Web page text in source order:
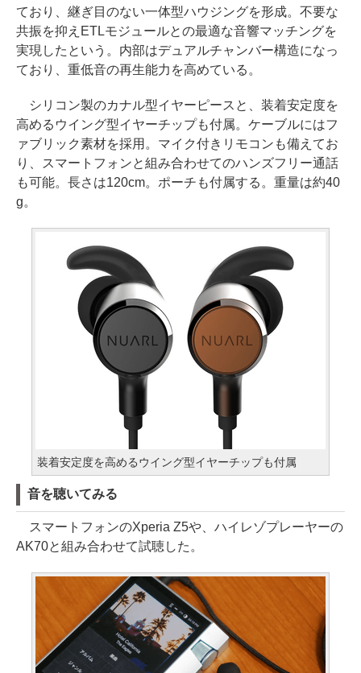
ており、継ぎ目のない一体型ハウジングを形成。不要な
共振を抑えETLモジュールとの最適な音響マッチングを
実現したという。内部はデュアルチャンバー構造になっ
ており、重低音の再生能力を高めている。
シリコン製のカナル型イヤーピースと、装着安定度を
高めるウイング型イヤーチップも付属。ケーブルにはフ
ァブリック素材を採用。マイク付きリモコンも備えてお
り、スマートフォンと組み合わせてのハンズフリー通話
も可能。長さは120cm。ポーチも付属する。重量は約40
g。
装着安定度を高めるウイング型イヤーチップも付属
音を聴いてみる
スマートフォンのXperia Z5や、ハイレゾプレーヤーの
AK70と組み合わせて試聴した。